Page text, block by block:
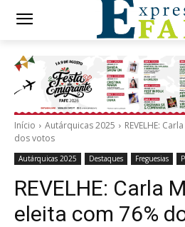
Início Autárquicas 2025
REVELHE:
dos votos
Autárquicas 2025 Destaques Freguesias
REVELHE: Carla
eleita com 76%